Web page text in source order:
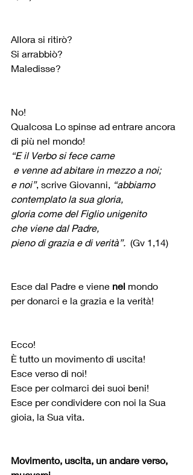
Allora si ritirò?
Si arrabbiò?
Maledisse?
No!
Qualcosa Lo spinse ad entrare ancora
di più nel mondo!
“E il Verbo si fece carne
e venne ad abitare in mezzo a noi;
e noi”, scrive Giovanni, “abbiamo
contemplato la sua gloria,
gloria come del Figlio unigenito
che viene dal Padre,
pieno di grazia e di verità”. (Gv 1,14)
Esce dal Padre e viene nel mondo
per donarci e la grazia e la verità!
Ecco!
È tutto un movimento di uscita!
Esce verso di noi!
Esce per colmarci dei suoi beni!
Esce per condividere con noi la Sua
gioia, la Sua vita.
Movimento, uscita, un andare verso,